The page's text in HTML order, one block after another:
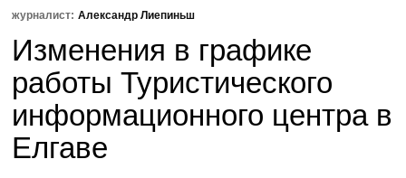
журналист: Александр Лиепиньш
Изменения в графике
работы Туристического
информационного центра в
Елгаве